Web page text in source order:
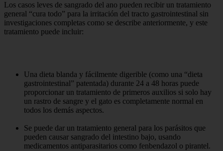
Los casos leves de sangrado del ano pueden recibir un tratamiento
general “cura todo” para la irritación del tracto gastrointestinal sin
investigaciones completas como se describe anteriormente, y este
tratamiento puede incluir:
Una dieta blanda y fácilmente digerible (como una “dieta
gastrointestinal” patentada) durante 24 a 48 horas puede
proporcionar un tratamiento de primeros auxilios si solo hay
un rastro de sangre y el gato es completamente normal en
todos los demás aspectos.
Se puede dar un tratamiento general para los parásitos que
pueden causar sangrado del intestino bajo, usando
medicamentos antiparasitarios como fenbendazol o pirantel.